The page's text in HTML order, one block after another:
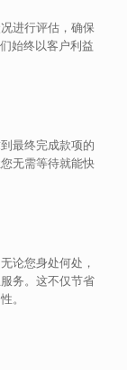
进行评估，确保
始终以客户利益
最终完成款项的
无需等待就能快
论您身处何处，
务。这不仅节省
。